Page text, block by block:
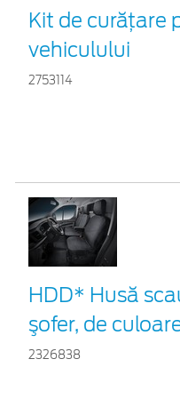
Kit de curățare
vehiculului
2753114
HDD* Husă
şofer, de
2326838